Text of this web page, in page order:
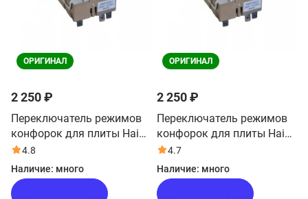
ОРИГИНАЛ
2 250 ₽
Переключатель режимов
конфорок для плиты Haier
HCC56CFO1X
4.8
Наличие: много
ОРИГИНАЛ
2 250 ₽
Переключатель режимов
конфорок для плиты Haier
HCC56FO1W
4.7
Наличие: много